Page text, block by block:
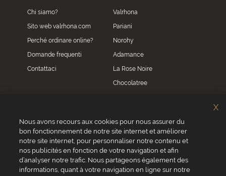
Chi siamo?
Sito web valrhona.com
Perché ordinare online?
Domande frequenti
Contattaci
Valrhona
Pariani
Norohy
Adamance
La Rose Noire
Chocolatree
Servizio clienti
0039 02 82 94 01 46
Da lunedì a venerdì dalle 8.30 alle 17.30
Nous avons recours aux cookies pour nous assurer du
bon fonctionnement de notre site internet et améliorer
notre site internet, pour personnaliser notre contenu et
nos publicités en fonction de votre navigation et afin
d’analyser notre trafic. Nous partageons également des
informations, quant à votre navigation en ligne sur notre
X